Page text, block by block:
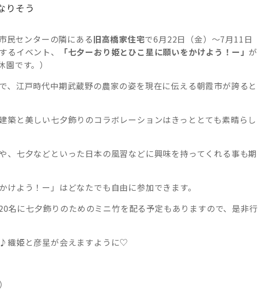
りそう
民センターの隣にある旧高橋家住宅で6月22日（金）～7月11日
るイベント、
「七夕ーおり姫とひこ星に願いをかけよう！ー」が
です。）
、江戸時代中期武蔵野の農家の姿を現在に伝える朝霞市が誇ると
築と美しい七夕飾りのコラボレーションはきっととても素晴らし
、七夕などといった日本の風習などに興味を持ってくれる事も期
けよう！ー」はどなたでも自由に参加できます。
名に七夕飾りのためのミニ竹を配る予定もありますので、是非行
織姫と彦星が会えますように♡